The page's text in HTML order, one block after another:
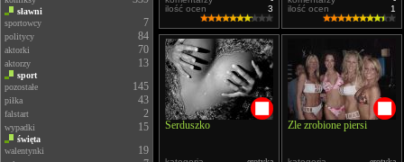
sławni
sportowcy
7
politycy 84
aktorki 70
aktorzy 13
sport
pozostałe
145
piłka 43
falstart 2
wypadki 15
święta
walentynki
19
ilość ocen
3
ilość ocen
1
Serduszko Źle zrobione piersi